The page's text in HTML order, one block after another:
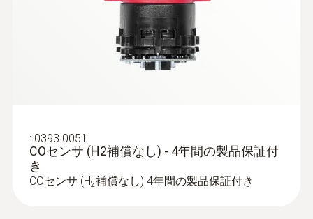
:0600 9770
330㎜ / 180℃
: 0393 0051
COセンサ (H2補償なし) - 4年間の製品保証付
き
COセンサ (H2補償なし) 4年間の製品保証付き